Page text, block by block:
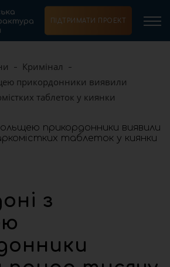
ПІДТРИМАТИ ПРОЕКТ
Кримінал
прикордонники виявили
таблеток у киянки
з